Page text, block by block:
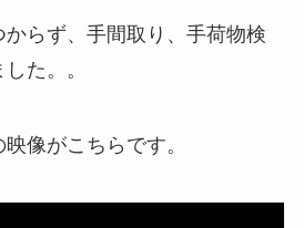
らず、手間取り、手荷物検
た。。
像がこちらです。